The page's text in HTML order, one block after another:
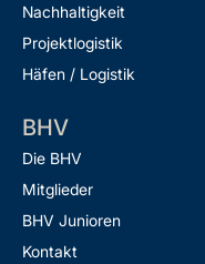
Nachhaltigkeit
Projektlogistik
Häfen / Logistik
BHV
Die BHV
Mitglieder
BHV Junioren
Kontakt